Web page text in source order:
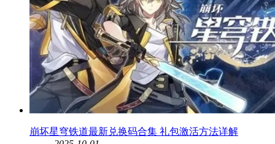
崩坏星穹铁道最新兑换码合集 礼包激活方法详解